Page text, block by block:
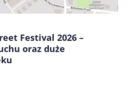
Festival 2026 –
oraz duże